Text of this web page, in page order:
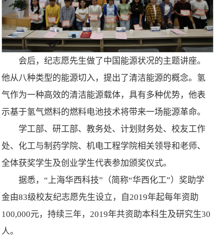
会后，纪志愿先生做了中国能源状况的主题讲座。
他从八种类型的能源切入，提出了清洁能源的概念。氢
气作为一种高效的清洁能源载体，具有多种优势，他表
示基于氢气燃料的燃料电池技术将带来一场能源革命。
学工部、研工部、教务处、计划财务处、校友工作
处、化工与制药学院、机电工程学院相关领导和老师、
全体获奖学生及创业学生代表参加颁奖仪式。
据悉，“上海华西科技”（简称“华西化工”）奖助学
金由83级校友纪志愿先生设立，自2019年起每年资助
100,000元，持续三年，2019年共资助本科生及研究生30
人。